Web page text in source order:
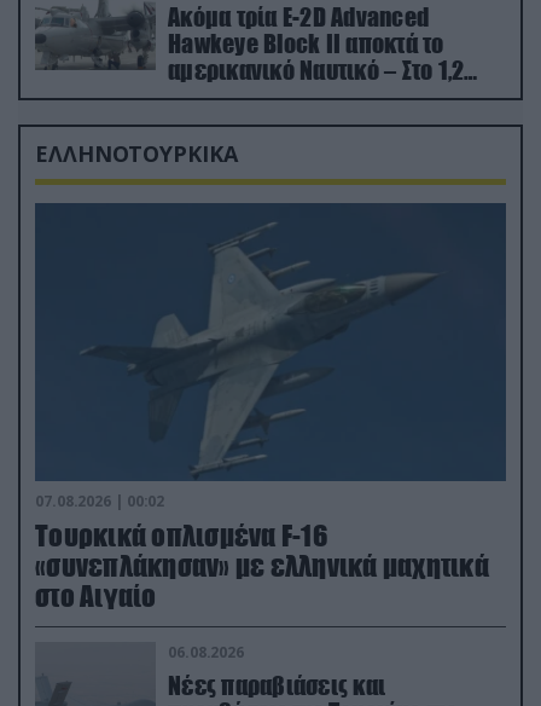
Ακόμα τρία E-2D Advanced
Hawkeye Block II αποκτά το
αμερικανικό Ναυτικό – Στο 1,2
δισ.δολάρια το κόστος
ΕΛΛΗΝΟΤΟΥΡΚΙΚΑ
07.08.2026 | 00:02
Τουρκικά οπλισμένα F-16
«συνεπλάκησαν» με ελληνικά μαχητικά
στο Αιγαίο
06.08.2026
Νέες παραβιάσεις και